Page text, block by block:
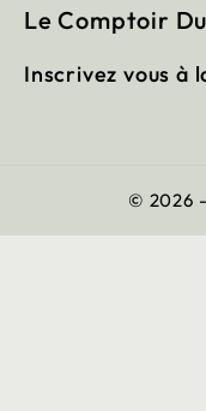
Le Comptoir
Inscrivez vous à
© 2026